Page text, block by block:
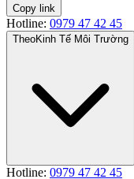
Copy link
Hotline: 0979 47 42 45
TheoKinh Tế Môi Trường
Hotline: 0979 47 42 45